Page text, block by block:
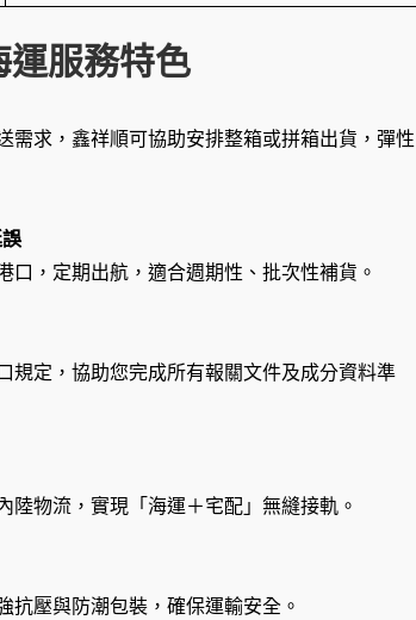
服務特色
需求，鑫祥順可協助安排整箱或拼箱出貨，彈性
口，定期出航，適合週期性、批次性補貨。
規定，協助您完成所有報關文件及成分資料準
陸物流，實現「海運＋宅配」無縫接軌。
抗壓與防潮包裝，確保運輸安全。